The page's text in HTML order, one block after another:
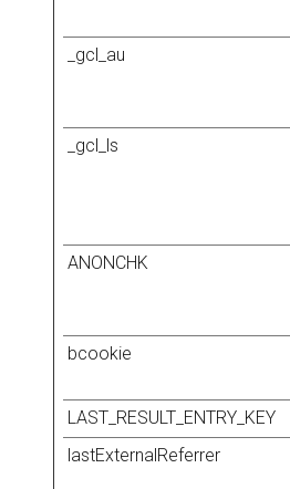
_gcl_au
_gcl_ls
ANONCHK
bcookie
LAST_RESULT_ENTRY_KEY
lastExternalReferrer